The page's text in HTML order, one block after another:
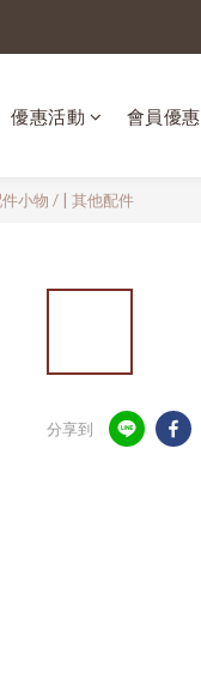
優惠活動 會員優惠
小物 / | 其他配件
分享到